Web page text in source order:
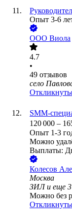
Опыт 3-6
ООО Виола
4.7
•
49 отзывов
село
SMM-
120 000 –
Опыт 1-3
Можно
Выплаты:
Колесов
Москва
ЗИЛ и еще 3
Можно без